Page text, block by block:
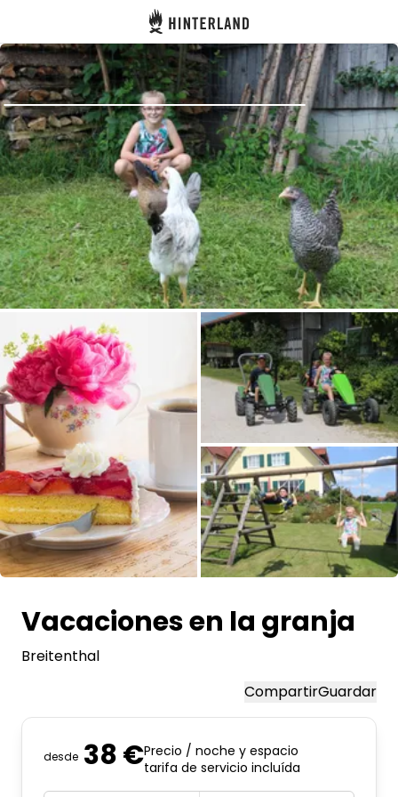
Hinterland
Iniciar sesión
Registrarse
Conviértete en anfitrión
Parcelas
Alojamientos
Rutas
Pregunta Howdy
Inspiración fotográfica
Consejos e inspiración
Historias
Sobre nosotros
Select language
Vacaciones en la granja
Breitenthal
CompartirGuardar
desde 38 €Precio / noche y espacio
tarifa de servicio incluída